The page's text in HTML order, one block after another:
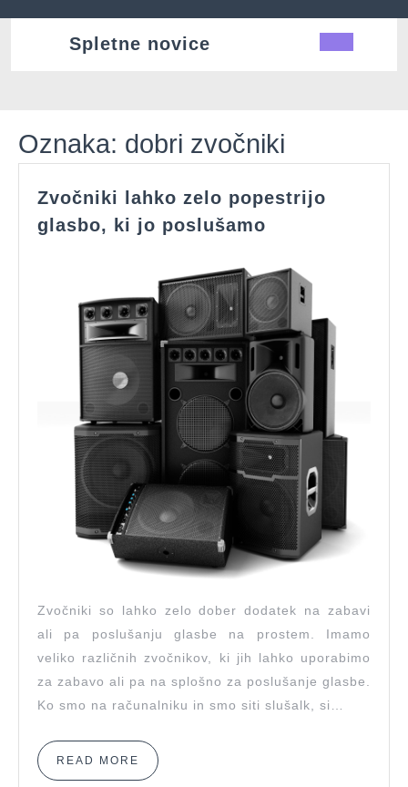
Spletne novice
Oznaka: dobri zvočniki
Zvočniki lahko zelo popestrijo
glasbo, ki jo poslušamo
zelo
popestrijo
glasbo,
ki
jo
poslušamo
Zvočniki so lahko zelo dober dodatek na zabavi
ali pa poslušanju glasbe na prostem. Imamo
veliko različnih zvočnikov, ki jih lahko uporabimo
za zabavo ali pa na splošno za poslušanje glasbe.
Ko smo na računalniku in smo siti slušalk, si…
READ MORE READ
MORE